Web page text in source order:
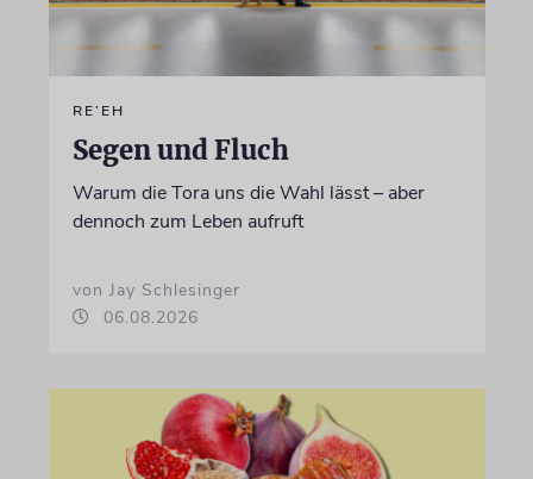
RE’EH
Segen und Fluch
Warum die Tora uns die Wahl lässt – aber
dennoch zum Leben aufruft
von Jay Schlesinger
06.08.2026